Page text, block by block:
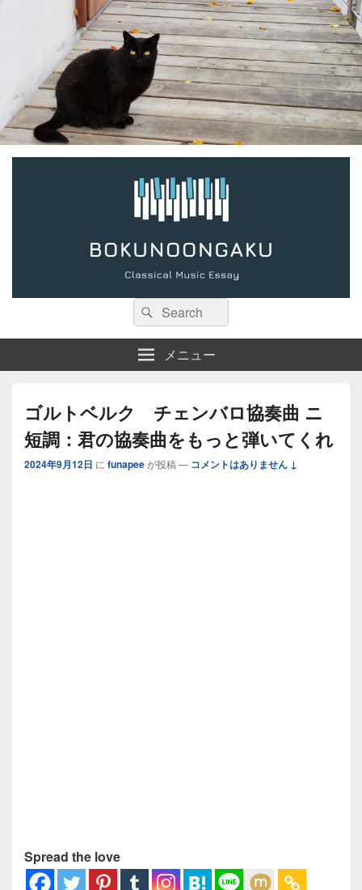
検
索:
検
索
メニュー
ゴルトベルク チェンバロ協奏曲 ニ
短調：君の協奏曲をもっと弾いてくれ
2024年9月12日 に funapeeが投稿 — コメントはありません ↓
Spread the love